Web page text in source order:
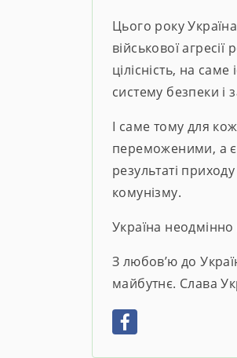
Цього року
військової
цілісність, на
систему безпеки і
І саме тому для
переможеними, а
результаті
комунізму.
Україна
З любов’ю до
майбутнє. Слава